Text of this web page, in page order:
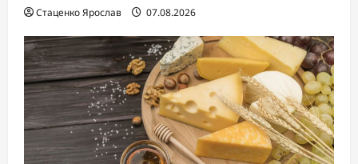
Стаценко Ярослав 07.08.2026